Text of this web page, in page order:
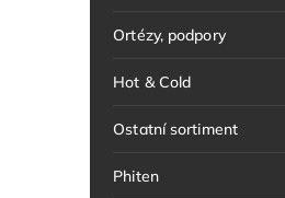
Ortézy, podpory
Hot & Cold
Ostatní sortiment
Phiten